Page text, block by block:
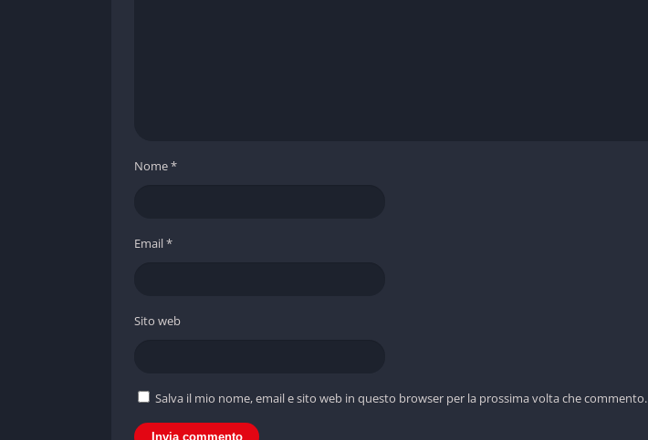
Nome*
Email*
Sito web
Salva il mio nome, email e sito web in questo browser per la prossima volta che commento.